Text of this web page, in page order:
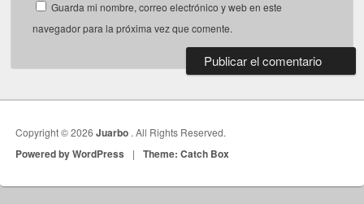
Guarda mi nombre, correo electrónico y web en este
navegador para la próxima vez que comente.
Copyright © 2026Juarbo . All Rights Reserved.
Powered by WordPress | Theme: Catch Box